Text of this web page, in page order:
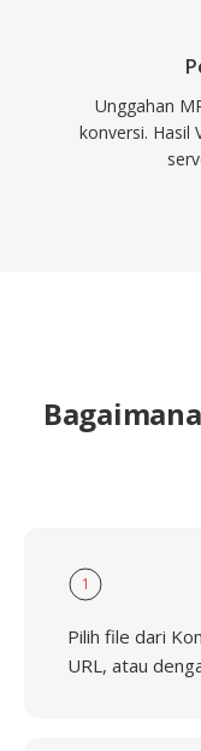
Unggahan
konversi. Hasil
1
Pilih file dari
URL, atau